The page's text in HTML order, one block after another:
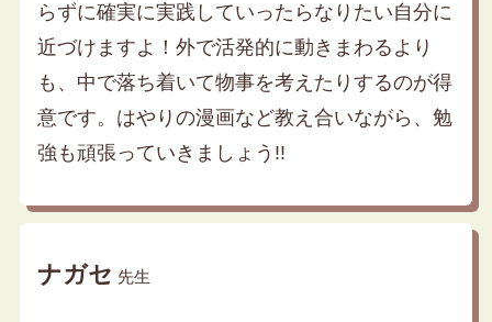
らずに確実に実践していったらなりたい自分に
近づけますよ！外で活発的に動きまわるより
も、中で落ち着いて物事を考えたりするのが得
意です。はやりの漫画など教え合いながら、勉
強も頑張っていきましょう!!
ナガセ 先生